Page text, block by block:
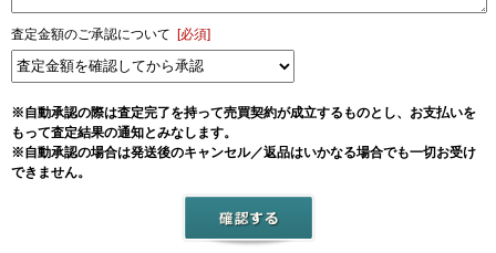
査定金額のご承認について [必須]
※自動承認の際は査定完了を持って売買契約が成立するものとし、お支払いを
もって査定結果の通知とみなします。
※自動承認の場合は発送後のキャンセル／返品はいかなる場合でも一切お受け
できません。